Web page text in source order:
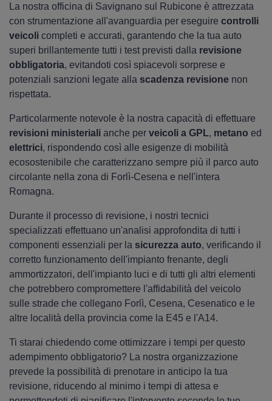
La nostra officina di Savignano sul Rubicone è attrezzata
con strumentazione all'avanguardia per eseguire controlli
veicoli completi e accurati, garantendo che la tua auto
superi brillantemente tutti i test previsti dalla revisione
obbligatoria, evitandoti così spiacevoli sorprese e
potenziali sanzioni legate alla scadenza revisione non
rispettata.
Particolarmente notevole è la nostra capacità di effettuare
revisioni ministeriali anche per veicoli a GPL, metano ed
elettrici, rispondendo così alle esigenze di mobilità
ecosostenibile che caratterizzano sempre più il parco auto
circolante nella zona di Forlì-Cesena e nell'intera
Romagna.
Durante il processo di revisione, i nostri tecnici
specializzati effettuano un'analisi approfondita di tutti i
componenti essenziali per la sicurezza auto, verificando il
corretto funzionamento dell'impianto frenante, degli
ammortizzatori, dell'impianto luci e di tutti gli altri elementi
che potrebbero compromettere l'affidabilità del veicolo
sulle strade che collegano Forlì, Cesena, Cesenatico e le
altre località della provincia come la E45 e l'A14.
Ti starai chiedendo come ottimizzare i tempi per questo
adempimento obbligatorio? La nostra organizzazione
prevede la possibilità di prenotare in anticipo la tua
revisione, riducendo al minimo i tempi di attesa e